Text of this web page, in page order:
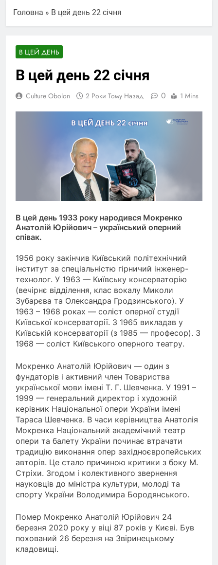
Головна » В цей день 22 січня
В ЦЕЙ ДЕНЬ
В цей день 22 січня
Culture Obolon 2 Роки Тому Назад 0 1 Mins
В цей день 1933 року народився Мокренко
Анатолій Юрійович – український оперний
співак.
1956 року закінчив Київський політехнічний
інститут за спеціальністю гірничий інженер-
технолог. У 1963 — Київську консерваторію
(вечірнє відділення, клас вокалу Миколи
Зубарєва та Олександра Гродзинського). У
1963 – 1968 роках — соліст оперної студії
Київської консерваторії. З 1965 викладав у
Київській консерваторії (з 1985 — професор). З
1968 — соліст Київського оперного театру.
Мокренко Анатолій Юрійович — один з
фундаторів і активний член Товариства
української мови імені Т. Г. Шевченка. У 1991 –
1999 — генеральний директор і художній
керівник Національної опери України імені
Тараса Шевченка. В часи керівництва Анатолія
Мокренка Національний академічний театр
опери та балету України починає втрачати
традицію виконання опер західноєвропейських
авторів. Це стало причиною критики з боку М.
Стріхи. Згодом і колективного звернення
науковців до міністра культури, молоді та
спорту України Володимира Бородянського.
Помер Мокренко Анатолій Юрійович 24
березня 2020 року у віці 87 років у Києві. Був
похований 26 березня на Звіринецькому
кладовищі.